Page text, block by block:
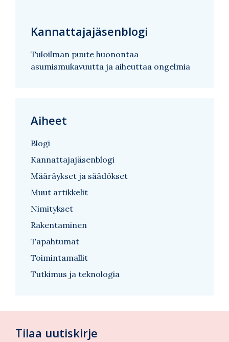
Kannattajajäsenblogi
Tuloilman puute huonontaa
asumismukavuutta ja aiheuttaa ongelmia
Aiheet
Blogi
Kannattajajäsenblogi
Määräykset ja säädökset
Muut artikkelit
Nimitykset
Rakentaminen
Tapahtumat
Toimintamallit
Tutkimus ja teknologia
Tilaa uutiskirje